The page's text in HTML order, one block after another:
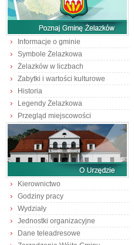
Informacje o gminie
Symbole Żelazkowa
Żelazków w liczbach
Zabytki i wartości kulturowe
Historia
Legendy Żelazkowa
Przegląd miejscowości
Kierownictwo
Godziny pracy
Wydziały
Jednostki organizacyjne
Dane teleadresowe